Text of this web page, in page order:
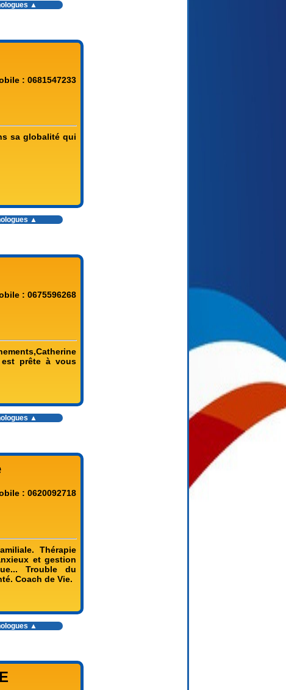
▲
: 0681547233
sa globalité qui
▲
: 0675596268
est prête à vous
▲
: 0620092718
Thérapie
et gestion
Trouble du
Coach de Vie.
▲